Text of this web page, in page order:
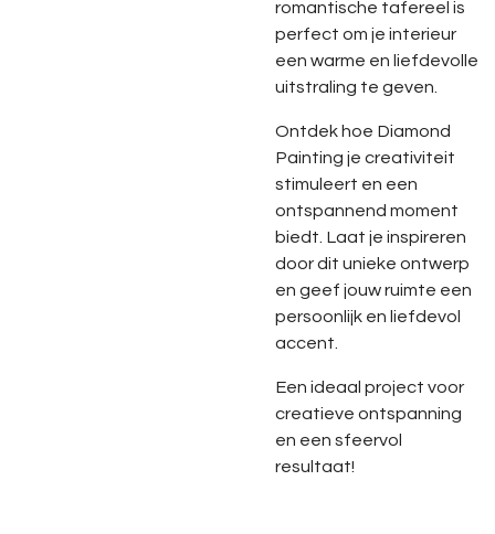
romantische tafereel is
perfect om je interieur
een warme en liefdevolle
uitstraling te geven.
Ontdek hoe Diamond
Painting je creativiteit
stimuleert en een
ontspannend moment
biedt. Laat je inspireren
door dit unieke ontwerp
en geef jouw ruimte een
persoonlijk en liefdevol
accent.
Een ideaal project voor
creatieve ontspanning
en een sfeervol
resultaat!